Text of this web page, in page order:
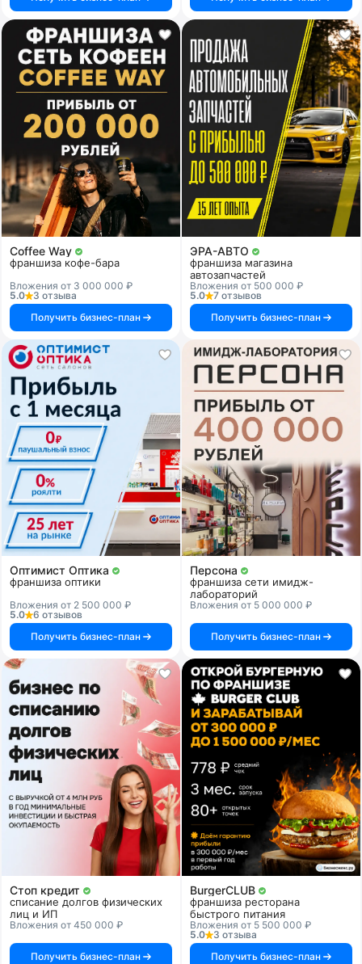
Coffee Way
франшиза кофе-бара
Вложения от 3 000 000 ₽
5.0
3 отзыва
Получить бизнес-план
ЭРА-АВТО
франшиза магазина
автозапчастей
Вложения от 500 000 ₽
5.0
7 отзывов
Получить бизнес-план
Оптимист Оптика
франшиза оптики
Вложения от 2 500 000 ₽
5.0
6 отзывов
Получить бизнес-план
Персона
франшиза сети имидж-
лабораторий
Вложения от 5 000 000 ₽
Получить бизнес-план
Стоп кредит
списание долгов физических
лиц и ИП
Вложения от 450 000 ₽
Получить бизнес-план
BurgerCLUB
франшиза ресторана
быстрого питания
Вложения от 5 500 000 ₽
5.0
3 отзыва
Получить бизнес-план